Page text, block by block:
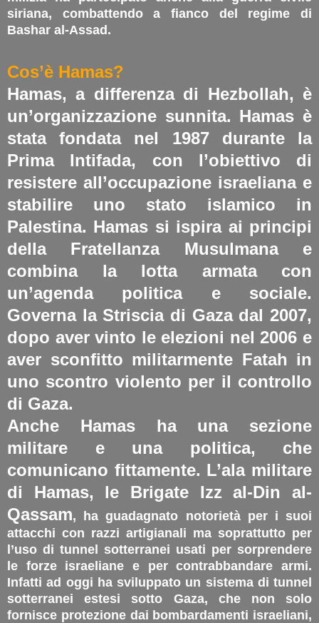
siriana, combattendo a fianco del regime di
Bashar al-Assad.
Cos’è Hamas?
Hamas, a differenza di Hezbollah, è
un’organizzazione sunnita. Hamas è
stata fondata nel 1987 durante la
Prima Intifada, con l’obiettivo di
resistere all’occupazione israeliana e
stabilire uno stato islamico in
Palestina. Hamas si ispira ai principi
della Fratellanza Musulmana e
combina la lotta armata con
un’agenda politica e sociale.
Governa la Striscia di Gaza dal 2007,
dopo aver vinto le elezioni nel 2006 e
aver sconfitto militarmente Fatah in
uno scontro violento per il controllo
di Gaza.
Anche Hamas ha una sezione
militare e una politica, che
comunicano fittamente. L’ala militare
di Hamas, le Brigate Izz al-Din al-
Qassam, ha guadagnato notorietà per i suoi
attacchi con razzi artigianali ma soprattutto per
l’uso di tunnel sotterranei usati per sorprendere
le forze israeliane e per contrabbandare armi.
Infatti ad oggi ha sviluppato un sistema di tunnel
sotterranei estesi sotto Gaza, che non solo
fornisce protezione dai bombardamenti israeliani,